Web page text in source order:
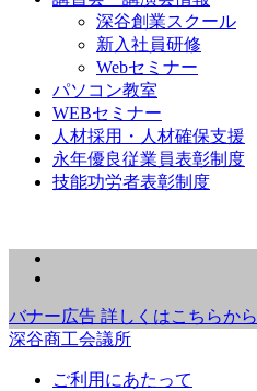
深谷創業スクール
新入社員研修
Webセミナー
パソコン教室
WEBセミナー
人材採用・人材確保支援
永年優良従業員表彰制度
技能功労者表彰制度
バナー広告 詳しくはこちらから
深谷商工会議所
ご利用にあたって